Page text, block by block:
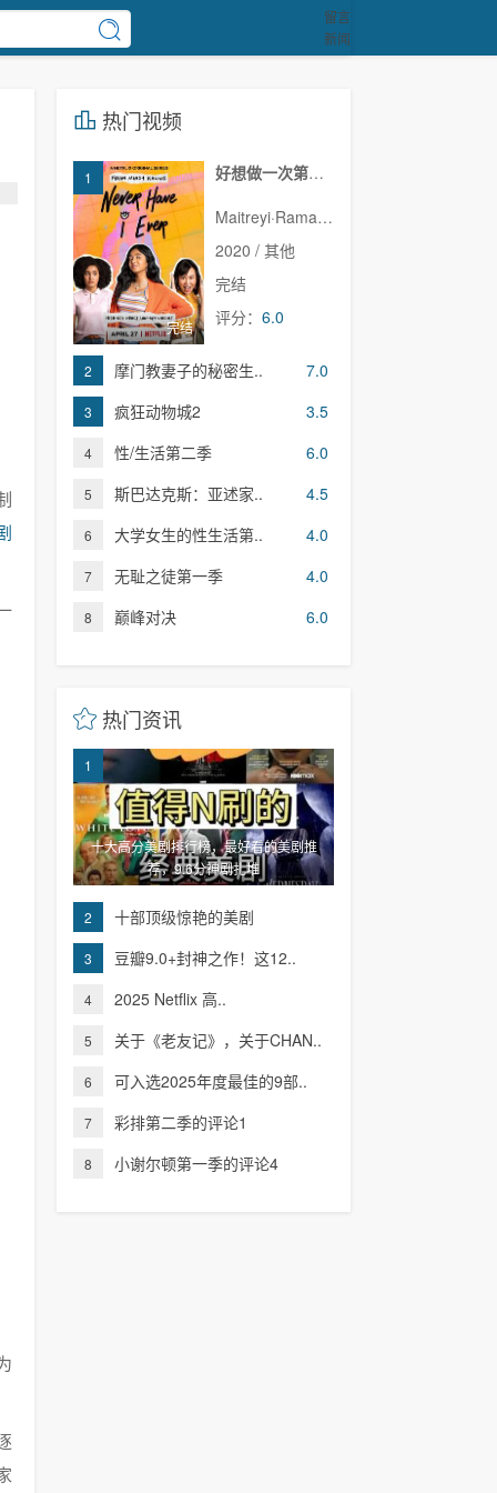
留言
新闻
热门视频
完结
1
好想做一次第一季
Maitreyi·Ramakrishnan,普娜·贾甘纳坦,李·罗德里格斯,Richa·Moorjani,Martin·Martinez,Benjamin·Norris,亚当·沙皮罗,雷蒙娜·杨,Christina·Kartchner,Jaren·Lewison,Jack·Seavor·McDonald,Darren·Barnet,Dino·Petrera,Aitana·Rinab,Hanna·S
2020 / 其他
完结
评分： 6.0
2 摩门教妻子的秘密生.. 7.0
3 疯狂动物城2 3.5
4 性/生活第二季 6.0
5 斯巴达克斯：亚述家.. 4.5
6 大学女生的性生活第.. 4.0
7 无耻之徒第一季 4.0
8 巅峰对决 6.0
热门资讯
十大高分美剧排行榜，最好看的美剧推
荐，9.6分神剧扎堆
1
2 十部顶级惊艳的美剧
3 豆瓣9.0+封神之作！这12..
4 2025 Netflix 高..
5 关于《老友记》，关于CHAN..
6 可入选2025年度最佳的9部..
7 彩排第二季的评论1
8 小谢尔顿第一季的评论4